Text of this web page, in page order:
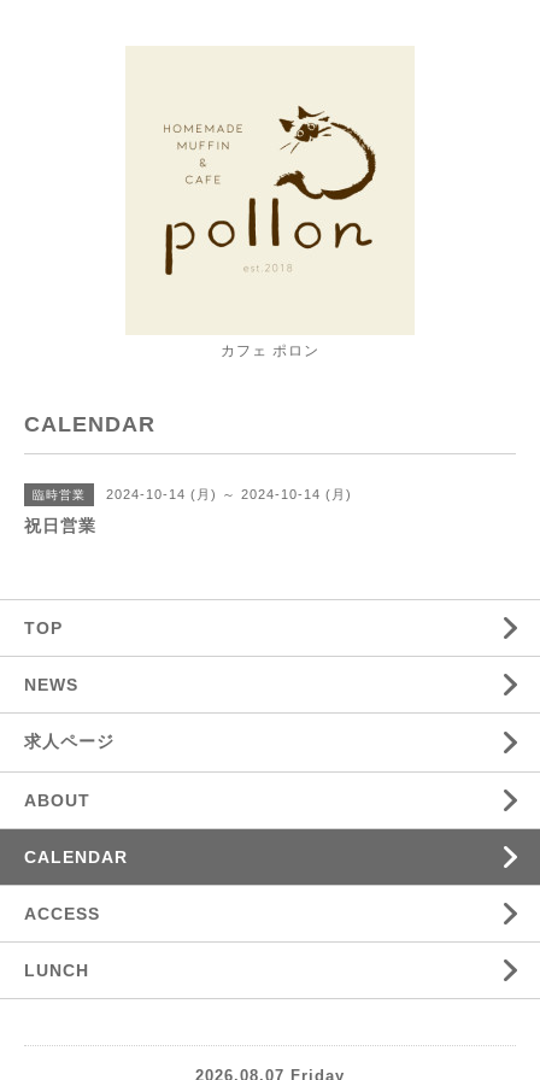
カフェ ポロン
CALENDAR
臨時営業 2024-10-14 (月) ～ 2024-10-14 (月)
祝日営業
TOP
NEWS
求人ページ
ABOUT
CALENDAR
ACCESS
LUNCH
2026.08.07 Friday